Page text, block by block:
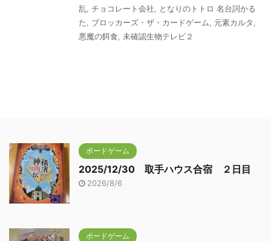
乱 チョコレート会社
となりのトトロ 名台詞かる
た
ブロッカーズ・ザ・カードゲーム 元素カルタ
悪魔の餌食
未確認生物テレビ２
ボードゲーム
2025/12/30 取手ハウス合宿 ２日目
2026/8/6
ボードゲーム